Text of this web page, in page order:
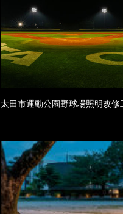
太田市運動公園野球場照明改修